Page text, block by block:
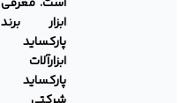
ابزار برند
پارکساید
ابزارآلات
پارکساید